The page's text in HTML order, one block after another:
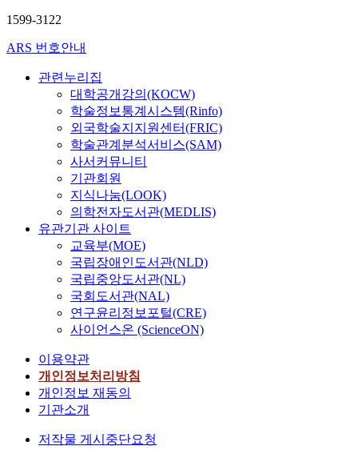
1599-3122
ARS 번호안내
관련누리집
대학공개강의(KOCW)
학술정보통계시스템(Rinfo)
외국학술지지원센터(FRIC)
학술관계분석서비스(SAM)
사서커뮤니티
기관회원
지식나눔(LOOK)
의학전자도서관(MEDLIS)
유관기관 사이트
교육부(MOE)
국립장애인도서관(NLD)
국립중앙도서관(NL)
국회도서관(NAL)
연구윤리정보포털(CRE)
사이언스온 (ScienceON)
이용약관
개인정보처리방침
개인정보 재동의
기관소개
저작물 게시중단요청